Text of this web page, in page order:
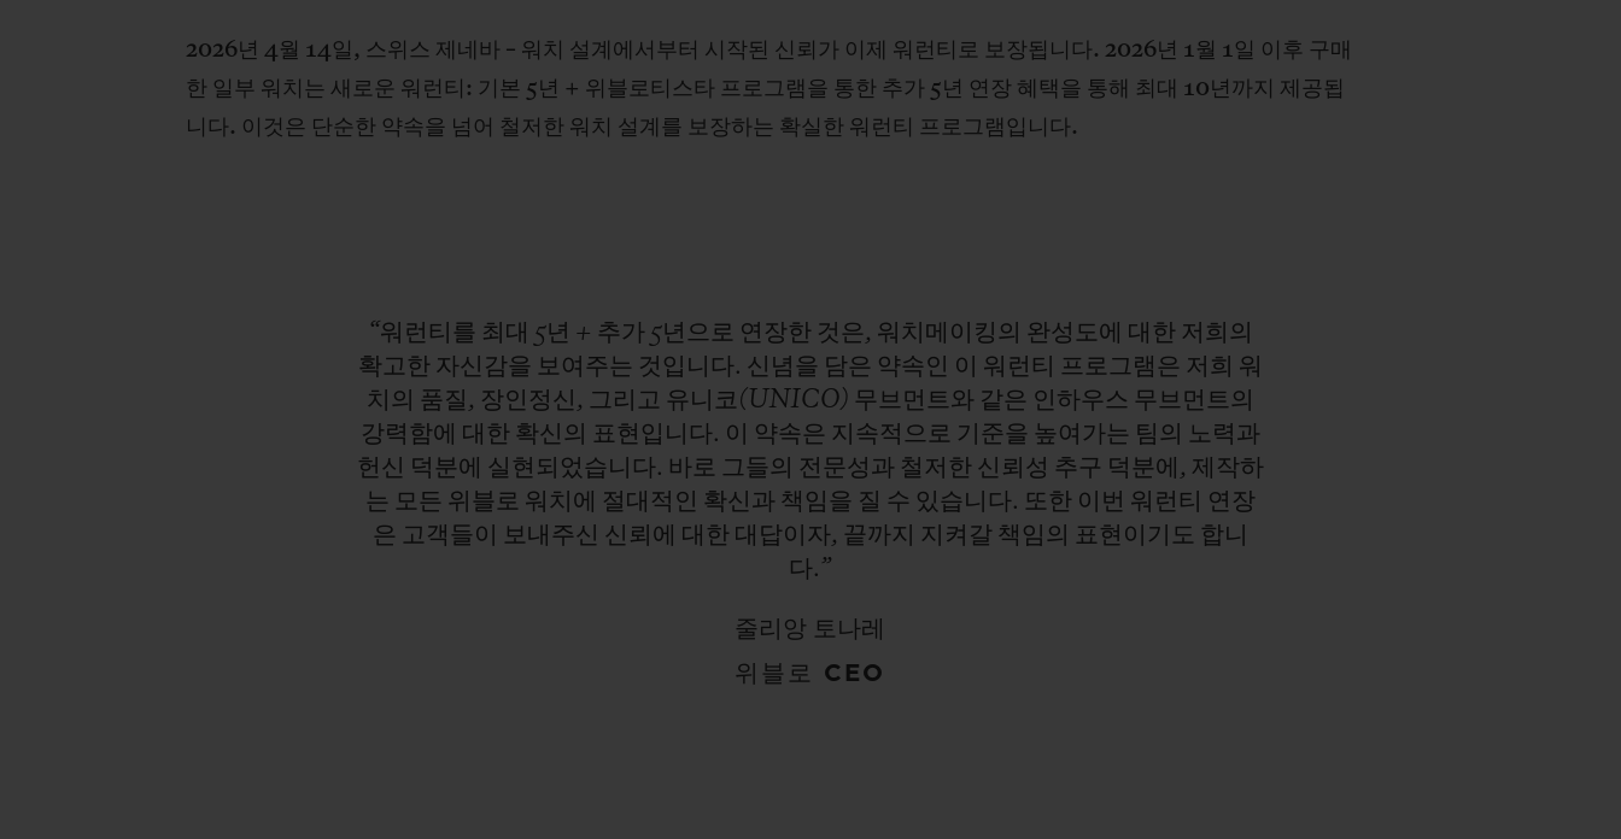
2026년 4월 14일, 스위스 제네바 – 워치 설계에서부터 시작된 신뢰가 이제 워런티로 보장됩니다. 2026년 1월 1일 이후 구매
한 일부 워치는 새로운 워런티: 기본 5년 + 위블로티스타 프로그램을 통한 추가 5년 연장 혜택을 통해 최대 10년까지 제공됩
니다. 이것은 단순한 약속을 넘어 철저한 워치 설계를 보장하는 확실한 워런티 프로그램입니다.
“워런티를 최대 5년 + 추가 5년으로 연장한 것은, 워치메이킹의 완성도에 대한 저희의
확고한 자신감을 보여주는 것입니다. 신념을 담은 약속인 이 워런티 프로그램은 저희 워
치의 품질, 장인정신, 그리고 유니코(UNICO) 무브먼트와 같은 인하우스 무브먼트의
강력함에 대한 확신의 표현입니다. 이 약속은 지속적으로 기준을 높여가는 팀의 노력과
헌신 덕분에 실현되었습니다. 바로 그들의 전문성과 철저한 신뢰성 추구 덕분에, 제작하
는 모든 위블로 워치에 절대적인 확신과 책임을 질 수 있습니다. 또한 이번 워런티 연장
은 고객들이 보내주신 신뢰에 대한 대답이자, 끝까지 지켜갈 책임의 표현이기도 합니
다.”
줄리앙 토나레
위블로 CEO